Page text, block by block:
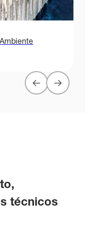
técnicos